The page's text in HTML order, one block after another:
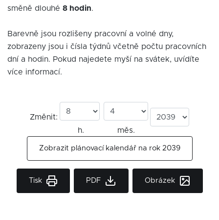
směně dlouhé 8 hodin.
Barevně jsou rozlišeny pracovní a volné dny,
zobrazeny jsou i čísla týdnů včetně počtu pracovních
dní a hodin. Pokud najedete myší na svátek, uvídíte
více informací.
Změnit:
h.
měs.
Zobrazit plánovací kalendář na rok 2039
Tisk PDF Obrázek